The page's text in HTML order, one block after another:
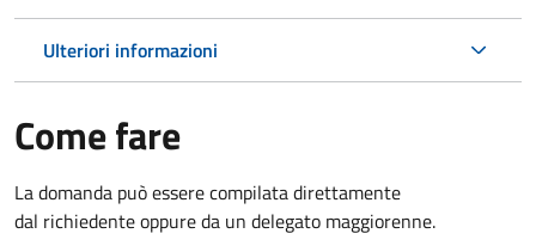
Ulteriori informazioni
Come fare
La domanda può essere compilata direttamente
dal richiedente oppure da un delegato maggiorenne.